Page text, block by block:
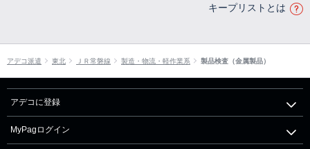
キープリストとは
アデコ派遣 東北 ＪＲ常磐線 製造・物流・軽作業系 製品検査（金属製品）
アデコに登録
MyPagログイン